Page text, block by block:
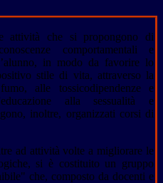
attività che si propongono di
comportamentali e
in modo da favorire lo
stile di vita, attraverso la
alle tossicodipendenze e
alla sessualità e
inoltre, organizzati corsi di
ad attività volte a migliorare le
si è costituito un gruppo
che, composto da docenti e